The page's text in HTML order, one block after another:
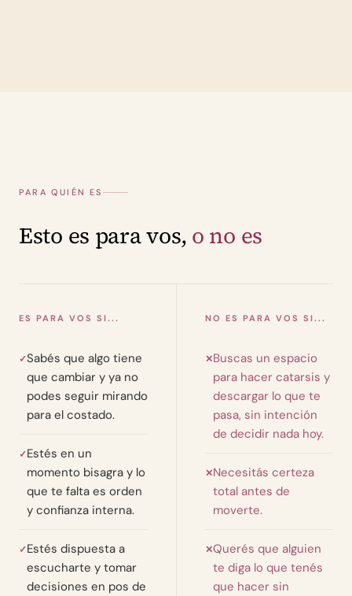
PARA QUIÉN ES
Esto es para vos, o no es
ES PARA VOS SI...
✓Sabés que algo tiene
que cambiar y ya no
podes seguir mirando
para el costado.
✓Estés en un
momento bisagra y lo
que te falta es orden
y confianza interna.
✓Estés dispuesta a
escucharte y tomar
decisiones en pos de
NO ES PARA VOS SI...
✕Buscas un espacio
para hacer catarsis y
descargar lo que te
pasa, sin intención
de decidir nada hoy.
✕Necesitás certeza
total antes de
moverte.
✕Querés que alguien
te diga lo que tenés
que hacer sin